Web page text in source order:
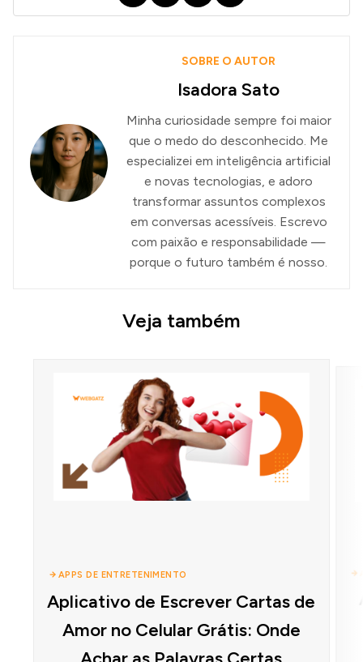
SOBRE O AUTOR
Isadora Sato
Minha curiosidade sempre foi maior
que o medo do desconhecido. Me
especializei em inteligência artificial
e novas tecnologias, e adoro
transformar assuntos complexos
em conversas acessíveis. Escrevo
com paixão e responsabilidade —
porque o futuro também é nosso.
Veja também
APPS DE ENTRETENIMENTO
Aplicativo de Escrever Cartas de
Amor no Celular Grátis: Onde